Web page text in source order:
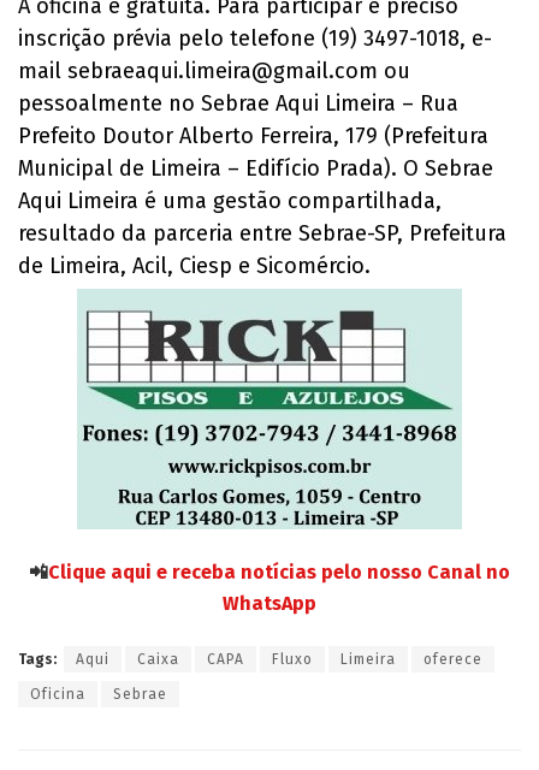
A oficina é gratuita. Para participar é preciso
inscrição prévia pelo telefone (19) 3497-1018, e-
mail sebraeaqui.limeira@gmail.com ou
pessoalmente no Sebrae Aqui Limeira – Rua
Prefeito Doutor Alberto Ferreira, 179 (Prefeitura
Municipal de Limeira – Edifício Prada). O Sebrae
Aqui Limeira é uma gestão compartilhada,
resultado da parceria entre Sebrae-SP, Prefeitura
de Limeira, Acil, Ciesp e Sicomércio.
📲Clique aqui e receba notícias pelo nosso Canal no
WhatsApp
Tags: Aqui Caixa CAPA Fluxo Limeira oferece
Oficina Sebrae